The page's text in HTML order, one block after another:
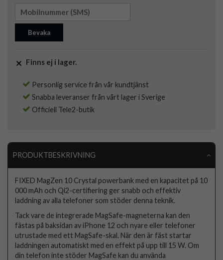
Bevaka
Finns ej i lager.
Personlig service från vår kundtjänst
Snabba leveranser från vårt lager i Sverige
Officiell Tele2-butik
PRODUKTBESKRIVNING
FIXED MagZen 10 Crystal powerbank med en kapacitet på 10
000 mAh och Qi2-certifiering ger snabb och effektiv
laddning av alla telefoner som stöder denna teknik.
Tack vare de integrerade MagSafe-magneterna kan den
fästas på baksidan av iPhone 12 och nyare eller telefoner
utrustade med ett MagSafe-skal. När den är fäst startar
laddningen automatiskt med en effekt på upp till 15 W. Om
din telefon inte stöder MagSafe kan du använda